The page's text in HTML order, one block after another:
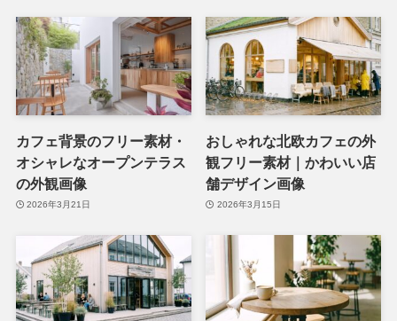
カフェ背景のフリー素材・
オシャレなオープンテラス
の外観画像
2026年3月21日
おしゃれな北欧カフェの外
観フリー素材｜かわいい店
舗デザイン画像
2026年3月15日